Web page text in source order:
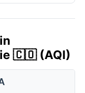
🇨🇴 (AQI)